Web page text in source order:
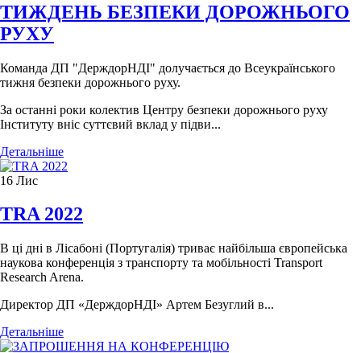
ТИЖДЕНЬ БЕЗПЕКИ ДОРОЖНЬОГО
РУХУ
Команда ДП "ДерждорНДІ" долучається до Всеукраїнського
тижня безпеки дорожнього руху.
За останні роки колектив Центру безпеки дорожнього руху
Інституту вніс суттєвий вклад у підви...
Детальніше
16 Лис
TRA 2022
В ці дні в Лісабоні (Португалія) триває найбільша європейська
наукова конференція з транспорту та мобільності Transport
Research Arena.
Директор ДП «ДерждорНДІ» Артем Безуглий в...
Детальніше